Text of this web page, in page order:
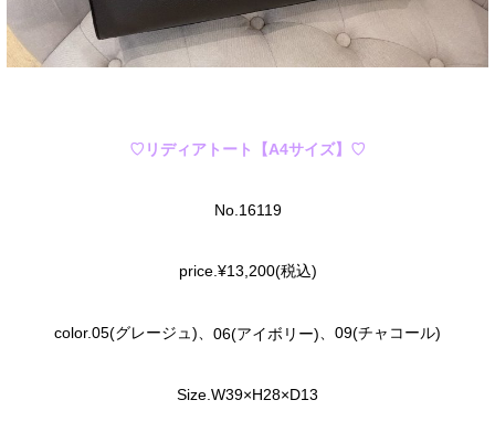
♡リディア トート【A4サイズ】 ♡
No.16119
price.¥13,200(税込)
color.05(グレージュ ) 06(アイボリー) 09(チャコール)
Size.W39×H28×D13